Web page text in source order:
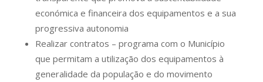
económica e financeira dos equipamentos e a sua
progressiva autonomia
Realizar contratos – programa com o Município
que permitam a utilização dos equipamentos à
generalidade da população e do movimento